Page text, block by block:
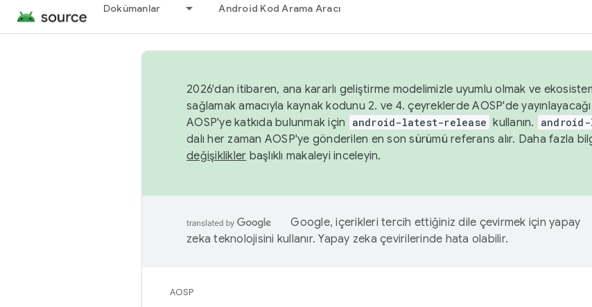
Dokümanlar Android Kod Arama Aracı
2026'dan itibaren, ana kararlı geliştirme modelimizle uyumlu olmak ve
sağlamak amacıyla kaynak kodunu 2. ve 4. çeyreklerde AOSP'de
AOSP'ye katkıda bulunmak için
android-latest-release kullanın.
dalı her zaman AOSP'ye gönderilen en son sürümü referans alır. Daha fazla
değişiklikler başlıklı makaleyi inceleyin.
Google, içerikleri tercih ettiğiniz dile çevirmek için yapay
zeka teknolojisini kullanır. Yapay zeka çevirilerinde hata olabilir.
AOSP